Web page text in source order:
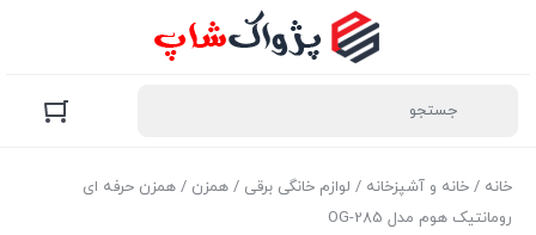
خانه / خانه و آشپزخانه / لوازم خانگی برقی / همزن / همزن حرفه ای
رومانتیک هوم مدل OG-285